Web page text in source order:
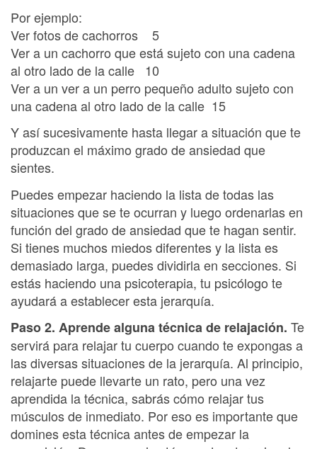
Por ejemplo:
Ver fotos de cachorros 5
Ver a un cachorro que está sujeto con una cadena
al otro lado de la calle 10
Ver a un ver a un perro pequeño adulto sujeto con
una cadena al otro lado de la calle 15
Y así sucesivamente hasta llegar a situación que te
produzcan el máximo grado de ansiedad que
sientes.
Puedes empezar haciendo la lista de todas las
situaciones que se te ocurran y luego ordenarlas en
función del grado de ansiedad que te hagan sentir.
Si tienes muchos miedos diferentes y la lista es
demasiado larga, puedes dividirla en secciones. Si
estás haciendo una psicoterapia, tu psicólogo te
ayudará a establecer esta jerarquía.
Paso 2. Aprende alguna técnica de relajación. Te
servirá para relajar tu cuerpo cuando te expongas a
las diversas situaciones de la jerarquía. Al principio,
relajarte puede llevarte un rato, pero una vez
aprendida la técnica, sabrás cómo relajar tus
músculos de inmediato. Por eso es importante que
domines esta técnica antes de empezar la